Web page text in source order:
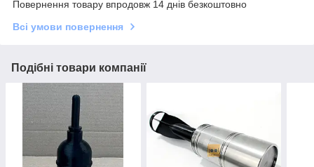
Повернення товару впродовж 14 днів безкоштовно
Всі умови повернення
Подібні товари компанії